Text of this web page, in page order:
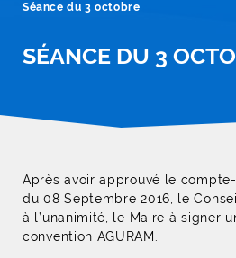
Séance du 3 octobre
SÉANCE DU 3
Après avoir approuvé le
du 08 Septembre 2016, le
à l’unanimité, le Maire à signer
convention AGURAM.